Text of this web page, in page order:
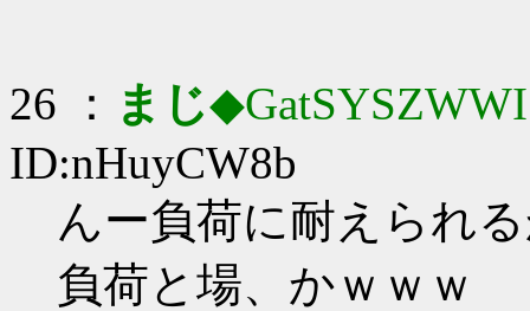
26 ： まじ◆GatSYSZWWI
ID:nHuyCW8b
んー負荷に耐えられ
負荷と場、かｗｗｗ